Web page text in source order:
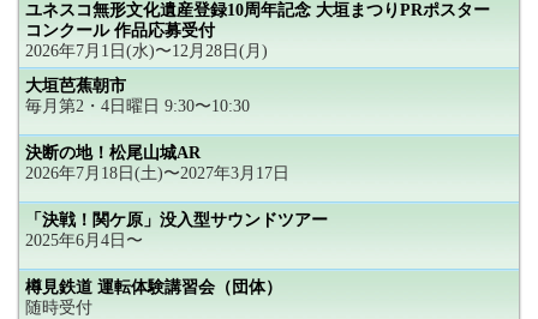
ユネスコ無形文化遺産登録10周年記念 大垣まつりPRポスター
コンクール 作品応募受付
2026年7月1日(水)〜12月28日(月)
大垣芭蕉朝市
毎月第2・4日曜日 9:30〜10:30
決断の地！松尾山城AR
2026年7月18日(土)〜2027年3月17日
「決戦！関ケ原」没入型サウンドツアー
2025年6月4日〜
樽見鉄道 運転体験講習会（団体）
随時受付